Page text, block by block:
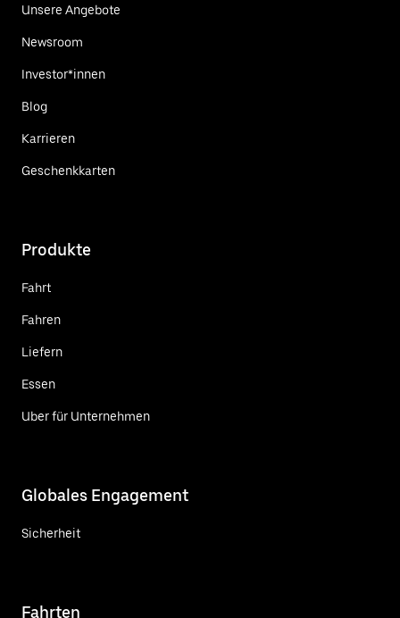
Unsere Angebote
Newsroom
Investor*innen
Blog
Karrieren
Geschenkkarten
Produkte
Fahrt
Fahren
Liefern
Essen
Uber für Unternehmen
Globales Engagement
Sicherheit
Fahrten